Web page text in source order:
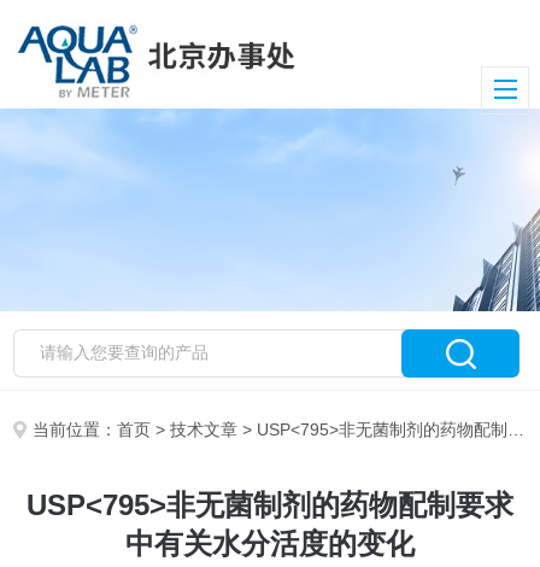
当前位置：首页 >技术文章 > USP<795>非无菌制剂的药物配制要求中有关水分活度的变化
USP<795>非无菌制剂的药物配制要求
中有关水分活度的变化